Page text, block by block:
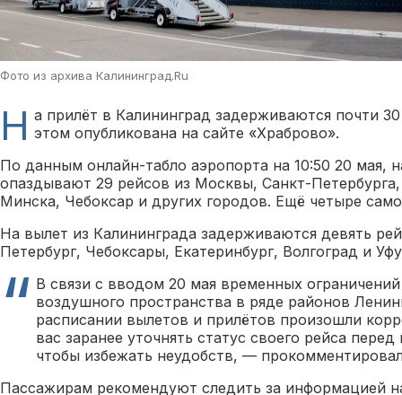
Фото из архива Калининград.Ru
Н а прилёт в Калининград задерживаются почти
этом опубликована на сайте «Храброво».
По данным онлайн-табло аэропорта на 10:50 20 мая,
опаздывают 29 рейсов из Москвы, Санкт-
Минска, Чебоксар и других городов. Ещё четыре
На вылет из Калининграда задерживаются девять
Петербург, Чебоксары, Екатеринбург, Волгоград и
В связи с вводом 20 мая временных
воздушного пространства в ряде районов
расписании вылетов и прилётов произошли
вас заранее уточнять статус своего рейса
чтобы избежать неудобств, —
Пассажирам рекомендуют следить за информацией